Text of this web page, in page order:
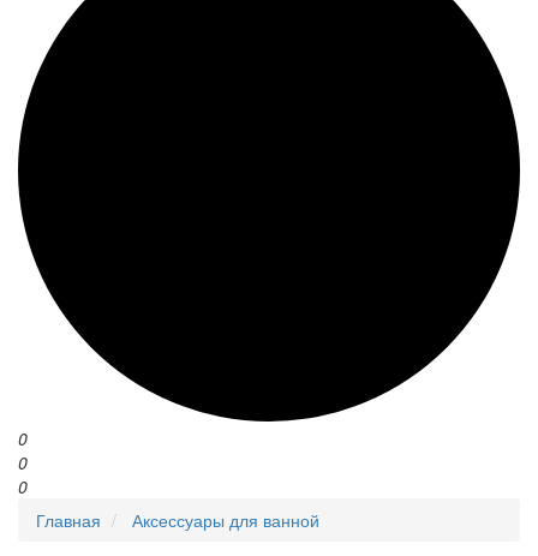
0
0
0
Главная
Аксессуары для ванной